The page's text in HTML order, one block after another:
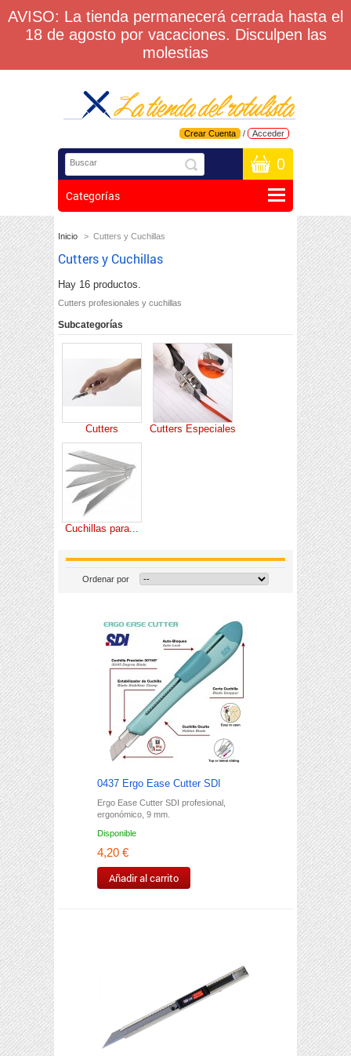
AVISO: La tienda permanecerá cerrada hasta el
18 de agosto por vacaciones. Disculpen las
molestias
Crear Cuenta / Acceder
0
Categorías
Inicio > Cutters y Cuchillas
Cutters y Cuchillas
Hay 16 productos.
Cutters profesionales y cuchillas
Subcategorías
Cutters Cutters Especiales
Cuchillas para...
Ordenar por
0437 Ergo Ease Cutter SDI
Ergo Ease Cutter SDI profesional,
ergonómico, 9 mm.
Disponible
4,20 €
Añadir al carrito